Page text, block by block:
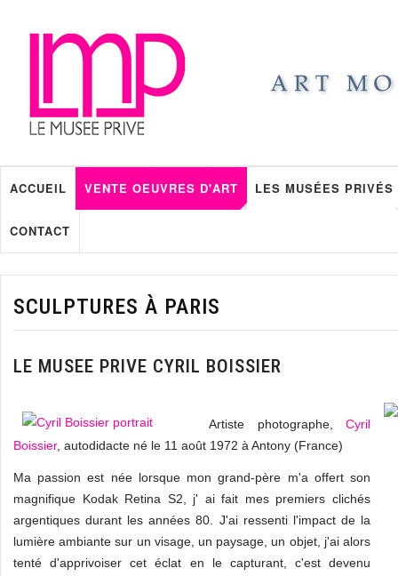
ACCUEIL VENTE OEUVRES D'ART LES MUSÉES PRIVÉS
CONTACT
SCULPTURES À PARIS
LE MUSEE PRIVE CYRIL BOISSIER
Artiste photographe, Cyril
Boissier, autodidacte né le 11 août 1972 à Antony (France)
Ma passion est née lorsque mon grand-père m'a offert son
magnifique Kodak Retina S2, j' ai fait mes premiers clichés
argentiques durant les années 80. J'ai ressenti l'impact de la
lumière ambiante sur un visage, un paysage, un objet, j'ai alors
tenté d'apprivoiser cet éclat en le capturant, c'est devenu